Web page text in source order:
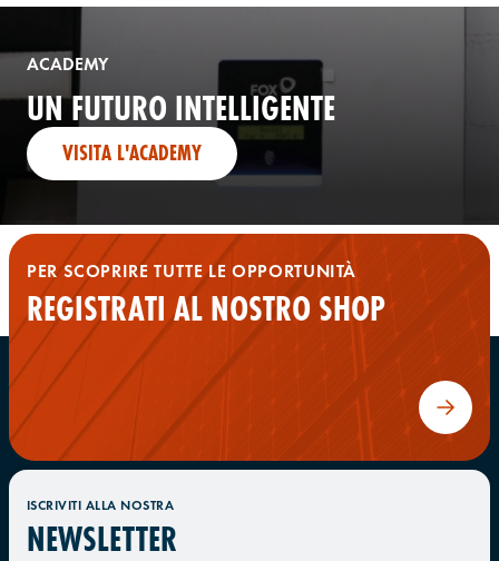
ACADEMY
UN FUTURO INTELLIGENTE
VISITA L'ACADEMY
PER SCOPRIRE TUTTE LE OPPORTUNITÀ
REGISTRATI AL NOSTRO SHOP
ISCRIVITI ALLA NOSTRA
NEWSLETTER